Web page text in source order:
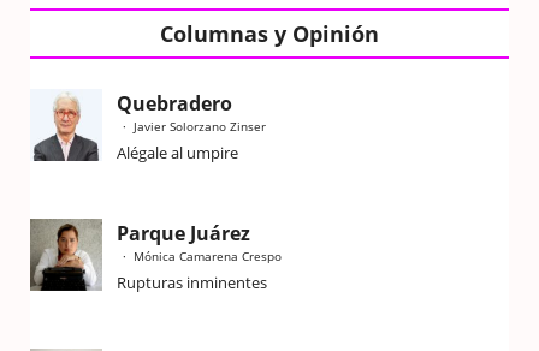
Columnas y Opinión
Quebradero
Javier Solorzano Zinser
Alégale al umpire
Parque Juárez
Mónica Camarena Crespo
Rupturas inminentes